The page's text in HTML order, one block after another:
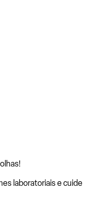
laboratoriais e cuide